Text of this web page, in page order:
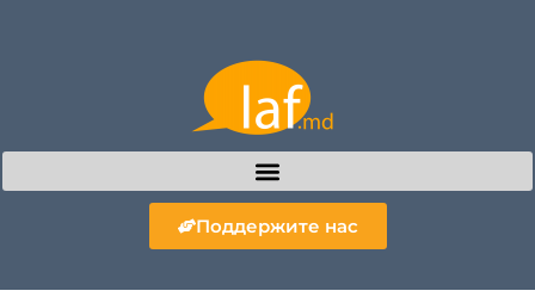
Поддержите нас